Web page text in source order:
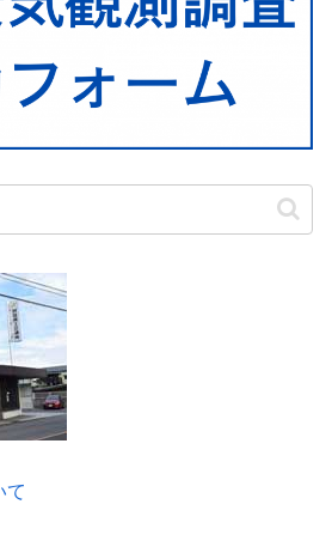
て